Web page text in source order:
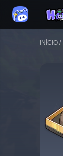
INÍCIO /